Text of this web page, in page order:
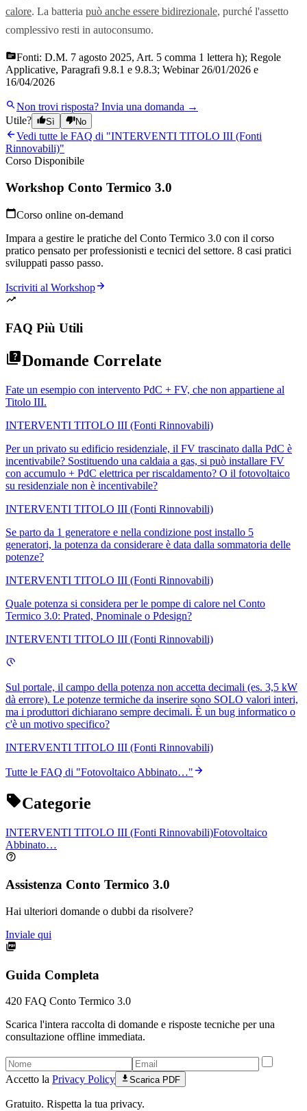
calore. La batteria può anche essere bidirezionale, purché l'assetto
complessivo resti in autoconsumo.
Fonti: D.M. 7 agosto 2025, Art. 5 comma 1 lettera h); Regole
Applicative, Paragrafi 9.8.1 e 9.8.3; Webinar 26/01/2026 e
16/04/2026
Non trovi risposta? Invia una domanda →
Utile?
Sì No
Vedi tutte le FAQ di "INTERVENTI TITOLO III (Fonti
Rinnovabili)"
Corso Disponibile
Workshop Conto Termico 3.0
Corso online on-demand
Impara a gestire le pratiche del Conto Termico 3.0 con il corso
pratico pensato per professionisti e tecnici del settore. 8 casi pratici
sviluppati passo passo.
Iscriviti al Workshop
FAQ Più Utili
Domande Correlate
Fate un esempio con intervento PdC + FV, che non appartiene al
Titolo III.
INTERVENTI TITOLO III (Fonti Rinnovabili)
Per un privato su edificio residenziale, il FV trascinato dalla PdC è
incentivabile? Sostituendo una caldaia a gas, si può installare FV
con accumulo + PdC elettrica per riscaldamento? O il fotovoltaico
su residenziale non è incentivabile?
INTERVENTI TITOLO III (Fonti Rinnovabili)
Se parto da 1 generatore e nella condizione post installo 5
generatori, la potenza da considerare è data dalla sommatoria delle
potenze?
INTERVENTI TITOLO III (Fonti Rinnovabili)
Quale potenza si considera per le pompe di calore nel Conto
Termico 3.0: Prated, Pnominale o Pdesign?
INTERVENTI TITOLO III (Fonti Rinnovabili)
Sul portale, il campo della potenza non accetta decimali (es. 3,5 kW
dà errore). Le potenze termiche da inserire sono SOLO valori interi,
ma i produttori dichiarano sempre decimali. È un bug informatico o
c'è un motivo specifico?
INTERVENTI TITOLO III (Fonti Rinnovabili)
Tutte le FAQ di "Fotovoltaico Abbinato…"
Categorie
INTERVENTI TITOLO III (Fonti Rinnovabili)Fotovoltaico
Abbinato…
Assistenza Conto Termico 3.0
Hai ulteriori domande o dubbi da risolvere?
Inviale qui
Guida Completa
420 FAQ Conto Termico 3.0
Scarica l'intera raccolta di domande e risposte tecniche per una
consultazione offline immediata.
Accetto la Privacy Policy Scarica PDF
Gratuito. Rispetta la tua privacy.